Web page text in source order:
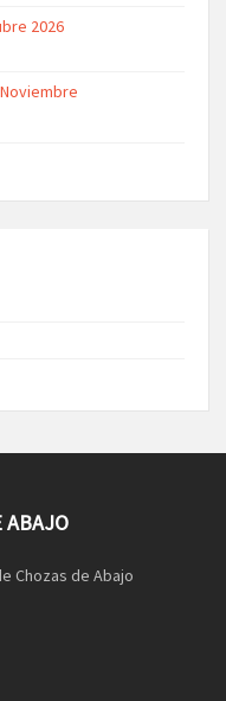
2026
ABAJO
Chozas de Abajo